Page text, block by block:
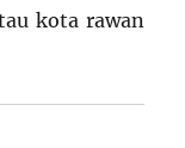
kota rawan